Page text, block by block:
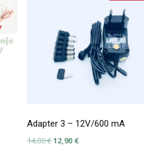
Adapter 3 – 12V/600 mA
14,00€Izvirna
12,90 €Trenutna